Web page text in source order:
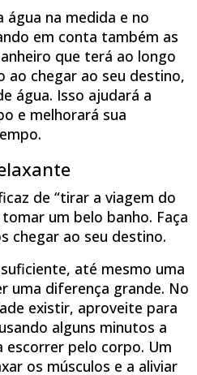
água na medida e no
em conta também as
que terá ao longo
ao chegar ao seu destino,
água. Isso ajudará a
e melhorará sua
de “tirar a viagem do
um belo banho. Faça
chegar ao seu destino.
até mesmo uma
uma diferença grande. No
existir, aproveite para
alguns minutos a
escorrer pelo corpo. Um
os músculos e a aliviar